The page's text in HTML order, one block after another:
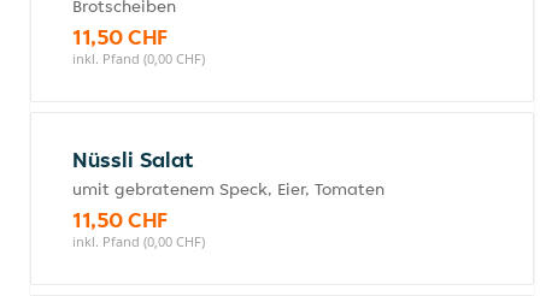
Brotscheiben
11,50 CHF
inkl. Pfand (0,00 CHF)
Nüssli Salat
umit gebratenem Speck, Eier, Tomaten
11,50 CHF
inkl. Pfand (0,00 CHF)